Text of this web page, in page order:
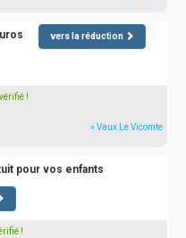
vers la réduction
!
» Vaux Le Vicomte
pour vos enfants
!